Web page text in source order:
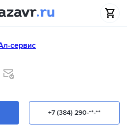
+7 (384) 290-**-**